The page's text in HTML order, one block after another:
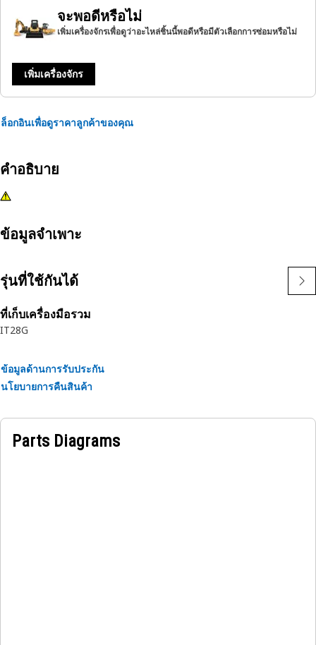
จะพอดีหรือไม่
เพิ่มเครื่องจักรเพื่อดูว่าอะไหล่ชิ้นนี้พอดีหรือมีตัวเลือกการซ่อมหรือไม่
เพิ่มเครื่องจักร
ล็อกอินเพื่อดูราคาลูกค้าของคุณ
คำอธิบาย
ข้อมูลจำเพาะ
รุ่นที่ใช้กันได้
ที่เก็บเครื่องมือรวม
IT28G
ข้อมูลด้านการรับประกัน
นโยบายการคืนสินค้า
Parts Diagrams